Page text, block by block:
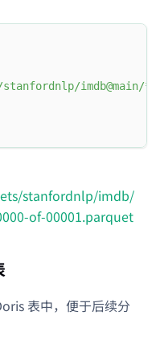
imdb@main/
stanfordnlp/imdb/
of-00001.parquet
表中，便于后续分